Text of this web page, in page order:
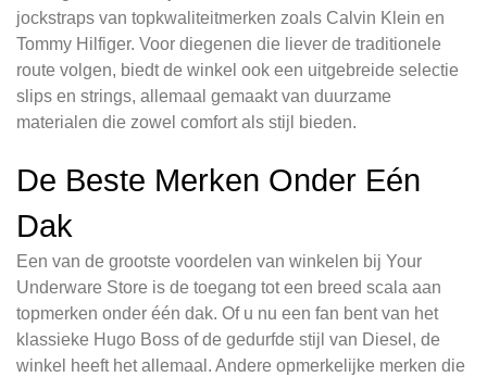
jockstraps van topkwaliteitmerken zoals Calvin Klein en
Tommy Hilfiger. Voor diegenen die liever de traditionele
route volgen, biedt de winkel ook een uitgebreide selectie
slips en strings, allemaal gemaakt van duurzame
materialen die zowel comfort als stijl bieden.
De Beste Merken Onder Eén
Dak
Een van de grootste voordelen van winkelen bij Your
Underware Store is de toegang tot een breed scala aan
topmerken onder één dak. Of u nu een fan bent van het
klassieke Hugo Boss of de gedurfde stijl van Diesel, de
winkel heeft het allemaal. Andere opmerkelijke merken die